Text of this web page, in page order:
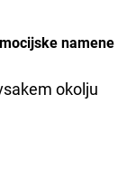
namene